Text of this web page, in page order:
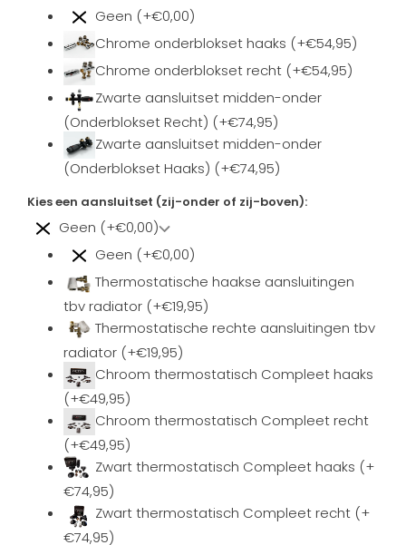
Geen (+€0,00)
Chrome onderblokset haaks (+€54,95)
Chrome onderblokset recht (+€54,95)
Zwarte aansluitset midden-onder
(Onderblokset Recht) (+€74,95)
Zwarte aansluitset midden-onder
(Onderblokset Haaks) (+€74,95)
Kies een aansluitset (zij-onder of zij-boven):
Geen (+€0,00)
Geen (+€0,00)
Thermostatische haakse aansluitingen
tbv radiator (+€19,95)
Thermostatische rechte aansluitingen tbv
radiator (+€19,95)
Chroom thermostatisch Compleet haaks
(+€49,95)
Chroom thermostatisch Compleet recht
(+€49,95)
Zwart thermostatisch Compleet haaks (+
€74,95)
Zwart thermostatisch Compleet recht (+
€74,95)